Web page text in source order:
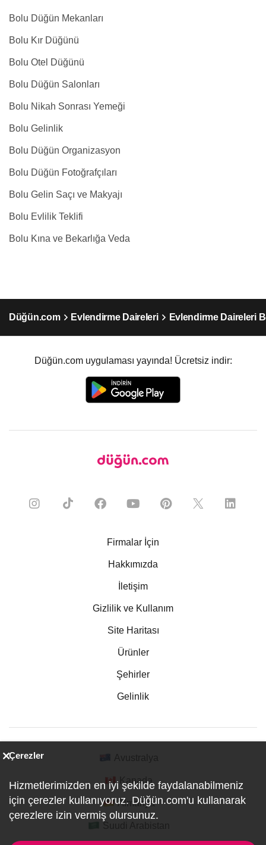
Bolu Düğün Mekanları
Bolu Kır Düğünü
Bolu Otel Düğünü
Bolu Düğün Salonları
Bolu Nikah Sonrası Yemeği
Bolu Gelinlik
Bolu Düğün Organizasyon
Bolu Düğün Fotoğrafçıları
Bolu Gelin Saçı ve Makyajı
Bolu Evlilik Teklifi
Bolu Kına ve Bekarlığa Veda
Düğün.com Evlendirme Daireleri Evlendirme Daireleri
Düğün.com uygulaması yayında! Ücretsiz indir:
Firmalar İçin
Hakkımızda
İletişim
Gizlilik ve Kullanım
Site Haritası
Ürünler
Şehirler
Gelinlik
Kanada
Almanya
Çerezler
Hizmetlerimizden en iyi şekilde faydalanabilmeniz
için çerezler kullanıyoruz. Düğün.com'u kullanarak
çerezlere izin vermiş olursunuz.